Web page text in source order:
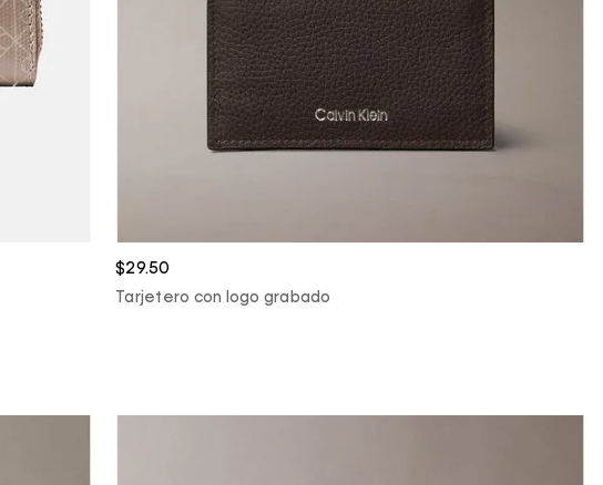
$29.50
Tarjetero con logo grabado